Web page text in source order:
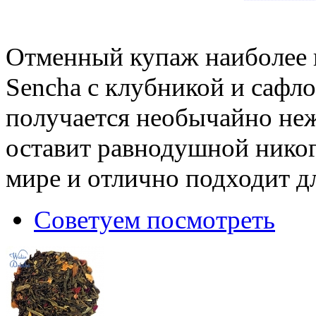
Отменный купаж наиболее
Sencha с клубникой и
получается необычайно
оставит равнодушной
мире и отлично подходит
Советуем посмотреть